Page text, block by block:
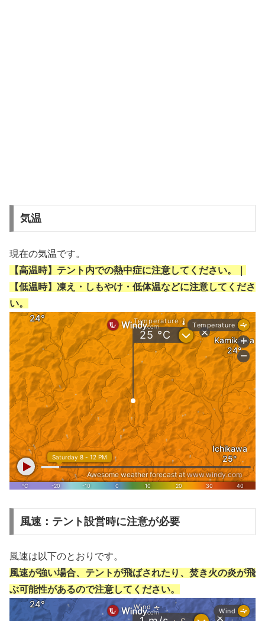
気温
現在の気温です。
【高温時】テント内での熱中症に注意してください。｜
【低温時】凍え・しもやけ・低体温などに注意してくださ
い。
風速：テント設営時に注意が必要
風速は以下のとおりです。
風速が強い場合、テントが飛ばされたり、焚き火の炎が飛
ぶ可能性があるので注意してください。